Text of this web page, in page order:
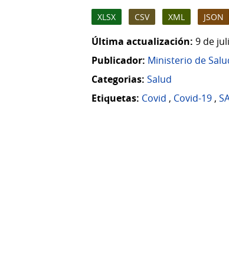
XLSX CSV XML JSON
Última actualización: 9 de
Publicador: Ministerio de
Categorias: Salud
Etiquetas: Covid , Covid-19,